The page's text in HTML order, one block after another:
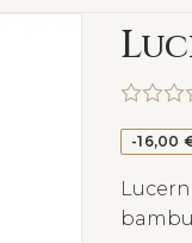
L
-16,00